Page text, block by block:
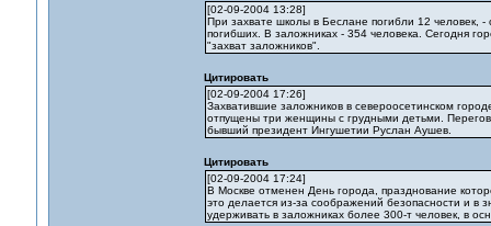
[02-09-2004 13:28]
При захвате школы в Беслане погибли 12
погибших. В заложниках - 354 человека. Сегодня
"захват заложников".
Цитировать
[02-09-2004 17:26]
Захватившие заложников в североосетинском
отпущены три женщины с грудными детьми.
бывший президент Ингушетии Руслан Аушев.
Цитировать
[02-09-2004 17:24]
В Москве отменен День города, празднование
это делается из-за соображений безопасности и
удерживать в заложниках более 300-т человек, в